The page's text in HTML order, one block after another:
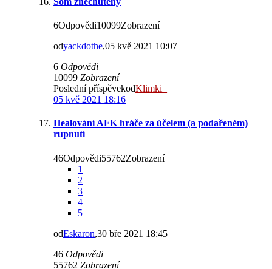
6Odpovědi10099Zobrazení
odyackdothe,05 kvě 2021 10:07
6 Odpovědi
10099 Zobrazení
Poslední příspěvekodKlimki_
05 kvě 2021 18:16
Healování AFK hráče za účelem (a podařeném)
rupnutí
46Odpovědi55762Zobrazení
1
2
3
4
5
odEskaron,30 bře 2021 18:45
46 Odpovědi
55762 Zobrazení